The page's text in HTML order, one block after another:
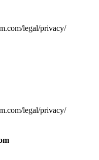
legal/privacy/
legal/privacy/